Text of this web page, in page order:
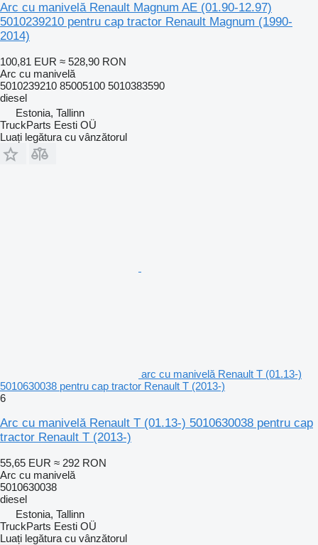
Arc cu manivelă Renault Magnum AE (01.90-12.97)
5010239210 pentru cap tractor Renault Magnum (1990-
2014)
100,81 EUR ≈ 528,90 RON
Arc cu manivelă
5010239210 85005100 5010383590
diesel
Estonia, Tallinn
TruckParts Eesti OÜ
Luați legătura cu vânzătorul
arc cu manivelă Renault T (01.13-)
5010630038 pentru cap tractor Renault T (2013-)
6
Arc cu manivelă Renault T (01.13-) 5010630038 pentru cap
tractor Renault T (2013-)
55,65 EUR ≈ 292 RON
Arc cu manivelă
5010630038
diesel
Estonia, Tallinn
TruckParts Eesti OÜ
Luați legătura cu vânzătorul